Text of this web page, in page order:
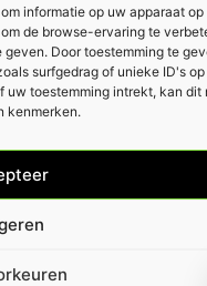
informatie op uw apparaat op
de browse-ervaring te
Door toestemming te
surfgedrag of unieke ID's
uw toestemming intrekt, kan dit
kenmerken.